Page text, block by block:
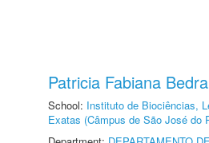
Patricia Fabiana
School: Instituto de Biociências,
Exatas (Câmpus de São José do